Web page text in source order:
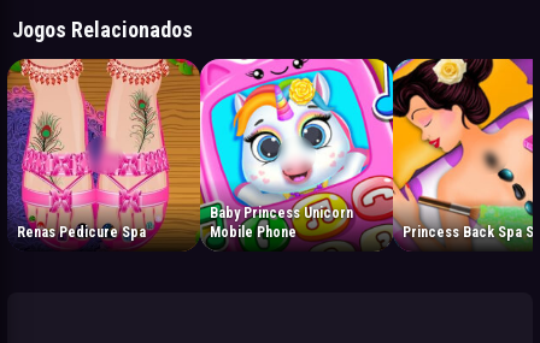
Jogos Relacionados
Renas Pedicure Spa
Baby Princess Unicorn
Mobile Phone
Princess Back Spa